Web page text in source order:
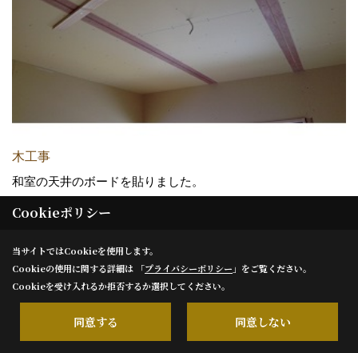
木工事
和室の天井のボードを貼りました。
意匠で天井に目地を付けています。
25. 2014年01月30日
Cookieポリシー
当サイトではCookieを使用します。
Cookieの使用に関する詳細は 「プライバシーポリシー 」をご覧ください。
Cookieを受け入れるか拒否するか選択してください。
同意する 同意しない